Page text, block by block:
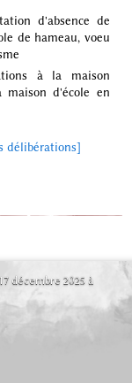
d'absence de
de hameau, voeu
à la maison
d'école en
délibérations]
décembre 2025 à